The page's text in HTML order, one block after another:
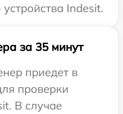
Indesit.
за 35 минут
приедет в
проверки
В случае